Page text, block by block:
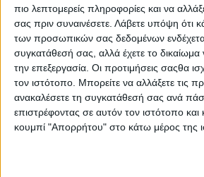
πιο λεπτομερείς πληροφορίες και να
σας πριν συναινέσετε. Λάβετε υπόψη ότι
των προσωπικών σας δεδομένων
συγκατάθεσή σας, αλλά έχετε το δικαίωμα
την επεξεργασία. Οι προτιμήσεις σαςθα
τον ιστότοπο. Μπορείτε να αλλάξετε τις
ανακαλέσετε τη συγκατάθεσή σας ανά
επιστρέφοντας σε αυτόν τον ιστότοπο και
κουμπί "Απορρήτου" στο κάτω μέρος της
Φωτογραφία: Αύλακας
Έρευνα – Κείμενα: Λ.
Η μνήμη είναι μια δυνατότητα για να
και όχι για να το συρρικνώσουμε στο ήδη